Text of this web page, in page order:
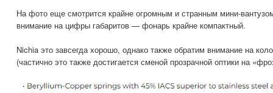
На фото еще смотрится крайне огромным и странным мини-
внимание на цифры габаритов — фонарь крайне компактный.
Nichia это завсегда хорошо, однако также обратим внимание на
(частично это также достигается сменой прозрачной оптики на